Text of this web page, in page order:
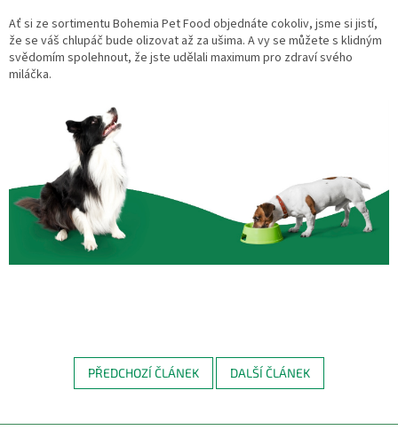
Ať si ze sortimentu Bohemia Pet Food objednáte cokoliv, jsme si jistí,
že se váš chlupáč bude olizovat až za ušima. A vy se můžete s klidným
svědomím spolehnout, že jste udělali maximum pro zdraví svého
miláčka.
PŘEDCHOZÍ ČLÁNEK DALŠÍ ČLÁNEK